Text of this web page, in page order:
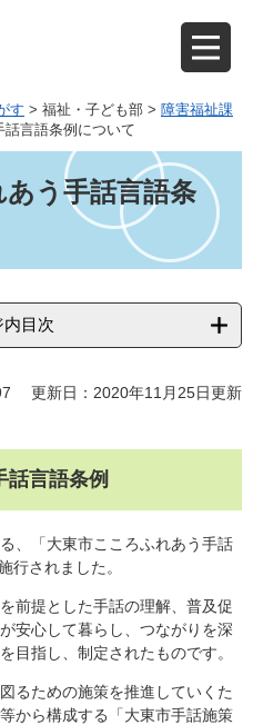
す > 福祉・子ども部 > 障害福祉課
言語条例について
う手話言語条
目次
更新日：2020年11月25日更新
話言語条例
、「大東市こころふれあう手話
行されました。
前提とした手話の理解、普及促
安心して暮らし、つながりを深
目指し、制定されたものです。
るための施策を推進していくた
から構成する「大東市手話施策